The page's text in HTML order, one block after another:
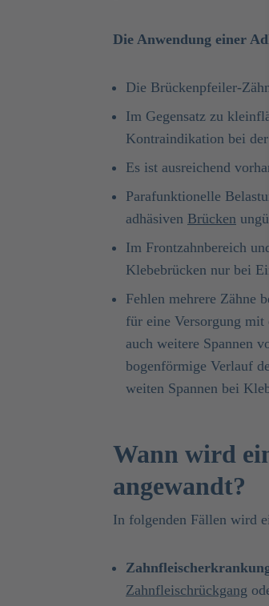
Die Anwendung einer
Die Brückenpfeiler-
Im Gegensatz zu
Kontraindikation bei der
Es ist ausreichend
Parafunktionelle
adhäsiven Brücken
Im Frontzahnbereich
Klebebrücken nur bei
Fehlen mehrere Zähne
für eine Versorgung
auch weitere Spannen
bogenförmige Verlauf
weiten Spannen bei
Wann wird
angewandt?
In folgenden Fällen wird
Zahnfleischrückgang